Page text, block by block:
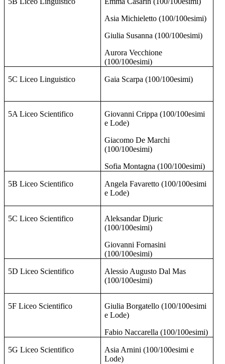
Asia Michieletto (100/100esimi)
Giulia Susanna (100/100esimi)
Aurora Vecchione
(100/100esimi)
5C Liceo Linguistico Gaia Scarpa (100/100esimi)
5A Liceo Scientifico
Giovanni Crippa (100/100esimi
e Lode)
Giacomo De Marchi
(100/100esimi)
Sofia Montagna (100/100esimi)
5B Liceo Scientifico
Angela Favaretto (100/100esimi
e Lode)
5C Liceo Scientifico
Aleksandar Djuric
(100/100esimi)
Giovanni Fornasini
(100/100esimi)
5D Liceo Scientifico
Alessio Augusto Dal Mas
(100/100esimi)
5F Liceo Scientifico
Giulia Borgatello (100/100esimi
e Lode)
Fabio Naccarella (100/100esimi)
5G Liceo Scientifico
Asia Arnini (100/100esimi e
Lode)